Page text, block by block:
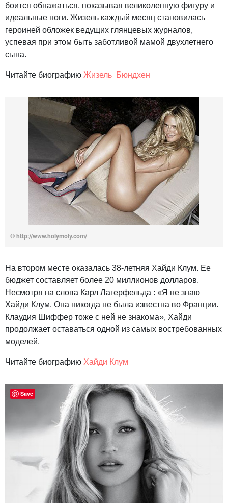
боится обнажаться, показывая великолепную фигуру и
идеальные ноги. Жизель каждый месяц становилась
героиней обложек ведущих глянцевых журналов,
успевая при этом быть заботливой мамой двухлетнего
сына.
Читайте биографию Жизель Бюндхен
© http://www.holymoly.com/
На втором месте оказалась 38-летняя Хайди Клум. Ее
бюджет составляет более 20 миллионов долларов.
Несмотря на слова Карл Лагерфельда : «Я не знаю
Хайди Клум. Она никогда не была известна во Франции.
Клаудия Шиффер тоже с ней не знакома», Хайди
продолжает оставаться одной из самых востребованных
моделей.
Читайте биографию Хайди Клум
Save